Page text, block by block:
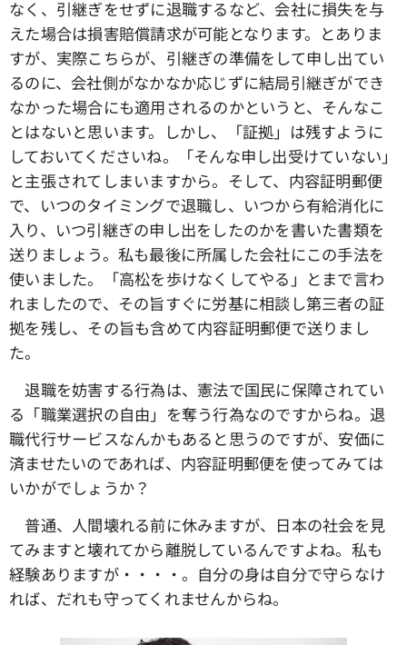
なく、引継ぎをせずに退職するなど、会社に損失を与
えた場合は損害賠償請求が可能となります。とありま
すが、実際こちらが、引継ぎの準備をして申し出てい
るのに、会社側がなかなか応じずに結局引継ぎができ
なかった場合にも適用されるのかというと、そんなこ
とはないと思います。しかし、「証拠」は残すように
しておいてくださいね。「そんな申し出受けていない」
と主張されてしまいますから。そして、内容証明郵便
で、いつのタイミングで退職し、いつから有給消化に
入り、いつ引継ぎの申し出をしたのかを書いた書類を
送りましょう。私も最後に所属した会社にこの手法を
使いました。「高松を歩けなくしてやる」とまで言わ
れましたので、その旨すぐに労基に相談し第三者の証
拠を残し、その旨も含めて内容証明郵便で送りまし
た。
退職を妨害する行為は、憲法で国民に保障されてい
る「職業選択の自由」を奪う行為なのですからね。退
職代行サービスなんかもあると思うのですが、安価に
済ませたいのであれば、内容証明郵便を使ってみては
いかがでしょうか？
普通、人間壊れる前に休みますが、日本の社会を見
てみますと壊れてから離脱しているんですよね。私も
経験ありますが・・・・。自分の身は自分で守らなけ
れば、だれも守ってくれませんからね。